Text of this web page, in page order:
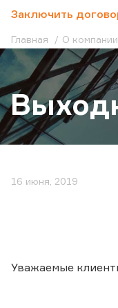
Заключить
Главная О компании
16 июня, 2019
Уважаемые